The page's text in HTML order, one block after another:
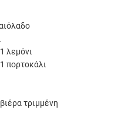
λεμόνι
πορτοκάλι
τριμμένη